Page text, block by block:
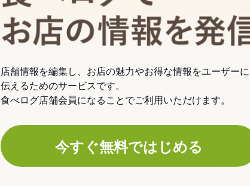
店舗情報を編集し、お店の魅力やお得な情報をユーザーに
伝えるためのサービスです。
食べログ店舗会員になることでご利用いただけます。
今すぐ無料ではじめる